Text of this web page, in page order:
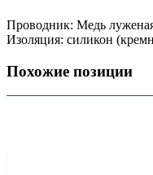
Проводник: Медь
Изоляция: силикон
Похожие позиции